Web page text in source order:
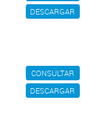
DESCARGAR
CONSULTAR
DESCARGAR